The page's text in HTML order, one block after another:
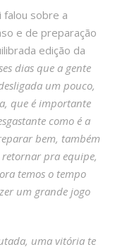
falou sobre a
e de preparação
edição da
dias que a gente
um pouco,
que é importante
como é a
bem, também
pra equipe,
temos o tempo
um grande jogo
uma vitória te